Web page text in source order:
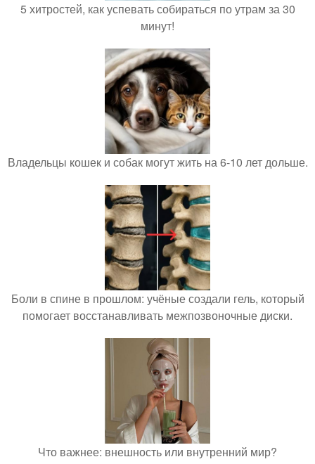
5 хитростей, как успевать собираться по утрам за 30
минут!
Владельцы кошек и собак могут жить на 6-10 лет дольше.
Боли в спине в прошлом: учёные создали гель, который
помогает восстанавливать межпозвоночные диски.
Что важнее: внешность или внутренний мир?